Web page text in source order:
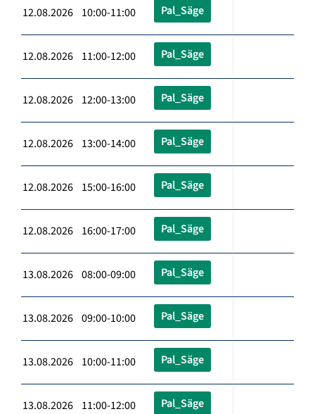
12.08.2026 10:00-11:00 Pal_Säge
12.08.2026 11:00-12:00 Pal_Säge
12.08.2026 12:00-13:00 Pal_Säge
12.08.2026 13:00-14:00 Pal_Säge
12.08.2026 15:00-16:00 Pal_Säge
12.08.2026 16:00-17:00 Pal_Säge
13.08.2026 08:00-09:00 Pal_Säge
13.08.2026 09:00-10:00 Pal_Säge
13.08.2026 10:00-11:00 Pal_Säge
13.08.2026 11:00-12:00 Pal_Säge